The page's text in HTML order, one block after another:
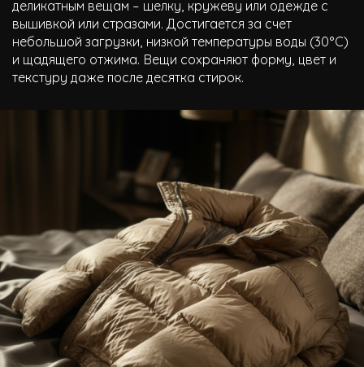
деликатным вещам – шелку, кружеву или одежде с
вышивкой или стразами. Достигается за счет
небольшой загрузки, низкой температуры воды (30°C)
и щадящего отжима. Вещи сохраняют форму, цвет и
текстуру даже после десятка стирок.